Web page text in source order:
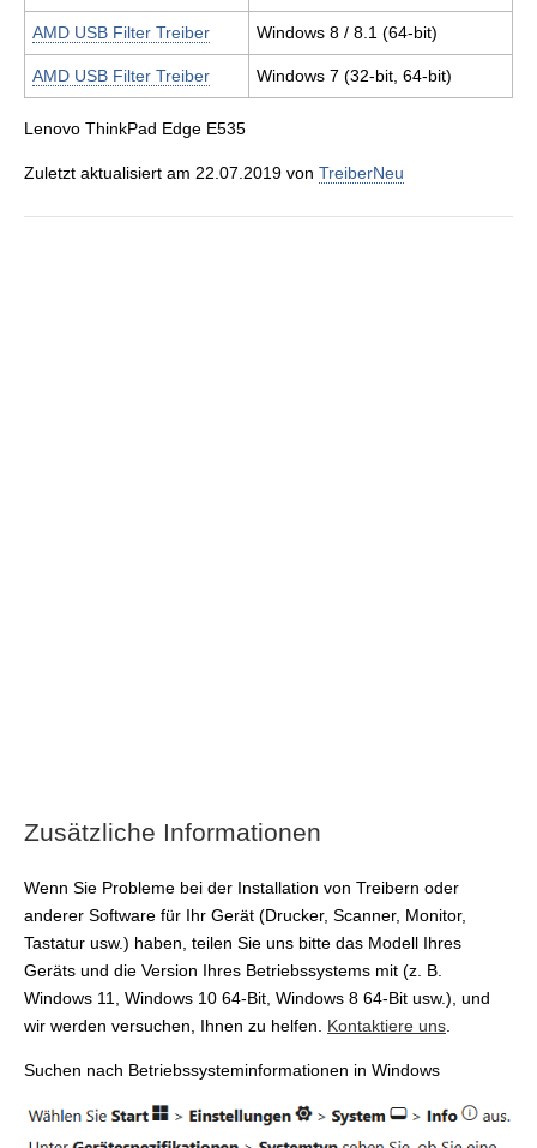
AMD USB Filter Treiber Windows 8 / 8.1 (64-bit)
AMD USB Filter Treiber Windows 7 (32-bit, 64-bit)
Lenovo ThinkPad Edge E535
Zuletzt aktualisiert am 22.07.2019 von TreiberNeu
Zusätzliche Informationen
Wenn Sie Probleme bei der Installation von Treibern oder
anderer Software für Ihr Gerät (Drucker, Scanner, Monitor,
Tastatur usw.) haben, teilen Sie uns bitte das Modell Ihres
Geräts und die Version Ihres Betriebssystems mit (z. B.
Windows 11, Windows 10 64-Bit, Windows 8 64-Bit usw.), und
wir werden versuchen, Ihnen zu helfen. Kontaktiere uns
Suchen nach Betriebssysteminformationen in Windows